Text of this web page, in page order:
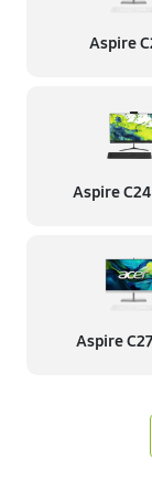
Aspire
Aspire
Aspire